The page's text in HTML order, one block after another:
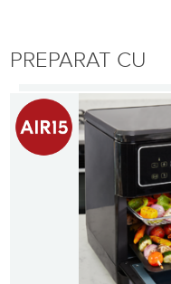
PREPARAT CU